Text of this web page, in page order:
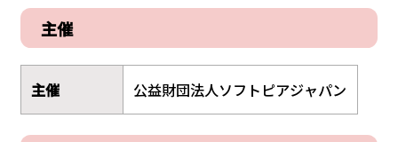
主催
主催 公益財団法人ソフトピアジャパン